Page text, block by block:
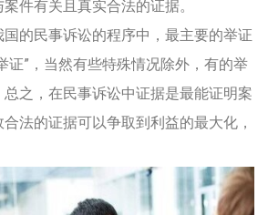
件有关且真实合法的证据。
的民事诉讼的程序中，最主要的举证
证”，当然有些特殊情况除外，有的举
之，在民事诉讼中证据是最能证明案
法的证据可以争取到利益的最大化，